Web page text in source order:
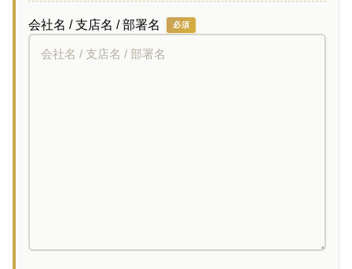
会社名 / 支店名 / 部署名 必須